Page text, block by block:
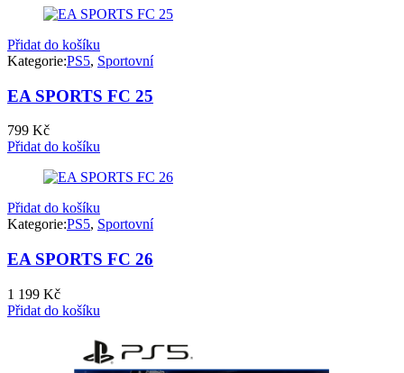
Přidat do košíku
Kategorie:PS5, Sportovní
EA SPORTS FC 25
799 Kč
Přidat do košíku
Přidat do košíku
Kategorie:PS5, Sportovní
EA SPORTS FC 26
1 199 Kč
Přidat do košíku